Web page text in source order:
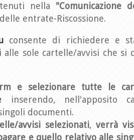
nella "Comunicazione
entrate-Riscossione.
consente di richiedere e
alle sole cartelle/avvisi che si
e
selezionare tutte le
inserendo, nell'apposito
documenti.
avvisi selezionati, verrà
e quello relativo alle